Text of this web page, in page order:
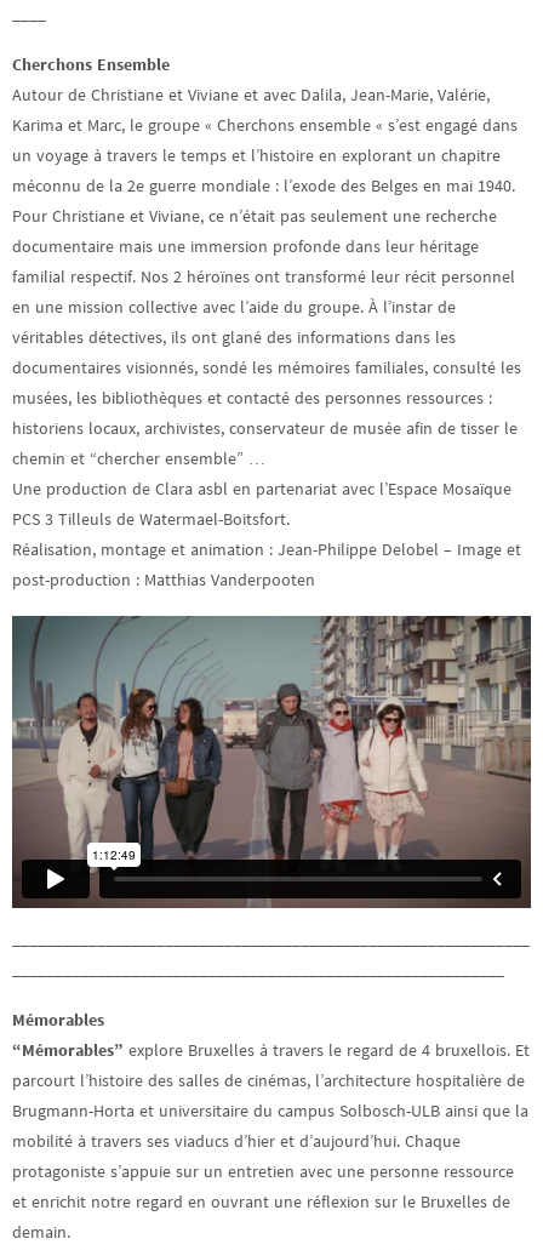
Cherchons Ensemble
Autour de Christiane et Viviane et avec Dalila, Jean-Marie, Valérie,
Karima et Marc, le groupe « Cherchons ensemble « s’est engagé dans
un voyage à travers le temps et l’histoire en explorant un chapitre
méconnu de la 2e guerre mondiale : l’exode des Belges en mai 1940.
Pour Christiane et Viviane, ce n’était pas seulement une recherche
documentaire mais une immersion profonde dans leur héritage
familial respectif. Nos 2 héroïnes ont transformé leur récit personnel
en une mission collective avec l’aide du groupe. À l’instar de
véritables détectives, ils ont glané des informations dans les
documentaires visionnés, sondé les mémoires familiales, consulté les
musées, les bibliothèques et contacté des personnes ressources :
historiens locaux, archivistes, conservateur de musée afin de tisser le
chemin et “chercher ensemble” …
Une production de Clara asbl en partenariat avec l’Espace Mosaïque
PCS 3 Tilleuls de Watermael-Boitsfort.
Réalisation, montage et animation : Jean-Philippe Delobel – Image et
post-production : Matthias Vanderpooten
Mémorables
“Mémorables” explore Bruxelles à travers le regard de 4 bruxellois. Et
parcourt l’histoire des salles de cinémas, l’architecture hospitalière de
Brugmann-Horta et universitaire du campus Solbosch-ULB ainsi que la
mobilité à travers ses viaducs d’hier et d’aujourd’hui. Chaque
protagoniste s’appuie sur un entretien avec une personne ressource
et enrichit notre regard en ouvrant une réflexion sur le Bruxelles de
demain.